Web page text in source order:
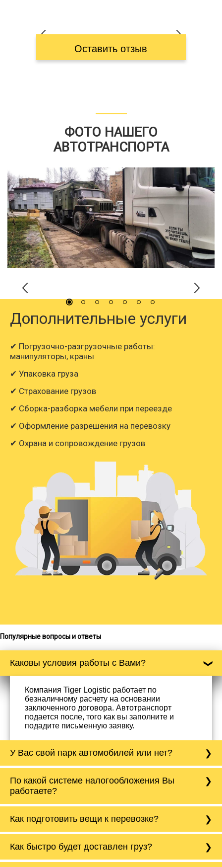
Оставить отзыв
ФОТО НАШЕГО
АВТОТРАНСПОРТА
Дополнительные услуги
✔ Погрузочно-разгрузочные работы:
манипуляторы, краны
✔ Упаковка груза
✔ Страхование грузов
✔ Сборка-разборка мебели при переезде
✔ Оформление разрешения на перевозку
✔ Охрана и сопровождение грузов
Популярные вопросы и ответы
Каковы условия работы с Вами?
Компания Tiger Logistic работает по
безналичному расчету на основании
заключенного договора. Автотранспорт
подается после, того как вы заполните и
подадите письменную заявку.
У Вас свой парк автомобилей или нет?
насчитывает более 50 автомобилей
различного тоннажа - от 0,5 тонн до 20 тонн.
автотранспорта под нужды клиента.
По какой системе налогообложения Вы
работаете?
так и без НДС. Также можем работать с
Как подготовить вещи к перевозке?
и вещи разложить по коробкам/сумкам. Все
Как быстро будет доставлен груз?